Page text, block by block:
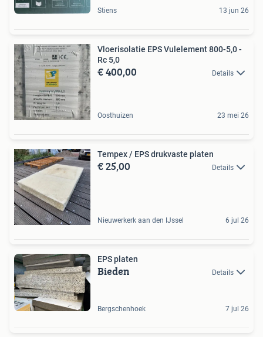
Stiens 13 jun 26
Vloerisolatie EPS Vulelement 800-5,0 -
Rc 5,0
€ 400,00 Details
Oosthuizen 23 mei 26
Tempex / EPS drukvaste platen
€ 25,00 Details
Nieuwerkerk aan den IJssel 6 jul 26
EPS platen
Bieden Details
Bergschenhoek 7 jul 26